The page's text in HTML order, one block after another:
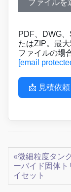
ファイルを
PDF、DWG
たはZIP。最
ファイルの場
[email
📩 見積依頼
«微細粒度タン
ーバイド固体ト
イセット